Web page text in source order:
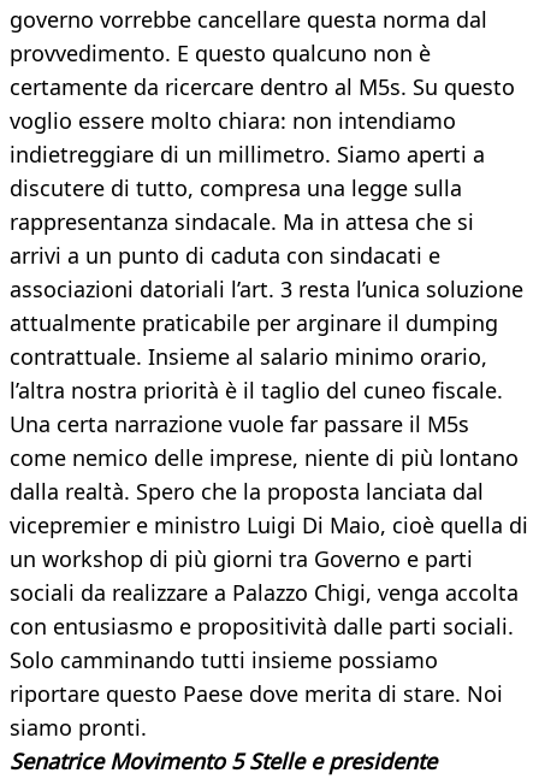
governo vorrebbe cancellare questa norma dal
provvedimento. E questo qualcuno non è
certamente da ricercare dentro al M5s. Su questo
voglio essere molto chiara: non intendiamo
indietreggiare di un millimetro. Siamo aperti a
discutere di tutto, compresa una legge sulla
rappresentanza sindacale. Ma in attesa che si
arrivi a un punto di caduta con sindacati e
associazioni datoriali l’art. 3 resta l’unica soluzione
attualmente praticabile per arginare il dumping
contrattuale. Insieme al salario minimo orario,
l’altra nostra priorità è il taglio del cuneo fiscale.
Una certa narrazione vuole far passare il M5s
come nemico delle imprese, niente di più lontano
dalla realtà. Spero che la proposta lanciata dal
vicepremier e ministro Luigi Di Maio, cioè quella di
un workshop di più giorni tra Governo e parti
sociali da realizzare a Palazzo Chigi, venga accolta
con entusiasmo e propositività dalle parti sociali.
Solo camminando tutti insieme possiamo
riportare questo Paese dove merita di stare. Noi
siamo pronti.
Senatrice Movimento 5 Stelle e presidente